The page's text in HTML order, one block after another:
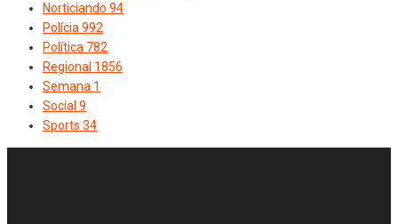
Norticiando 94
Polícia 992
Política 782
Regional 1856
Semana 1
Social 9
Sports 34